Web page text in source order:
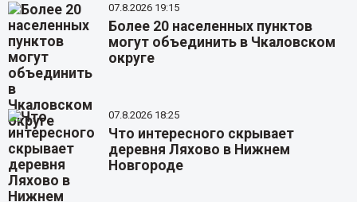
07.8.2026 19:15
Более 20 населенных пунктов
могут объединить в Чкаловском
округе
07.8.2026 18:25
Что интересного скрывает
деревня Ляхово в Нижнем
Новгороде